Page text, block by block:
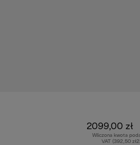
2099,00 zł
Wliczona kwota
VAT (392,50